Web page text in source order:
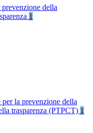
della
1
la prevenzione della
trasparenza (PTPCT) 1